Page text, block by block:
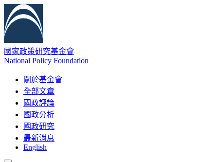
國家政策研究基金會
National Policy Foundation
關於基金會
全部文章
國政評論
國政分析
國政研究
最新消息
English